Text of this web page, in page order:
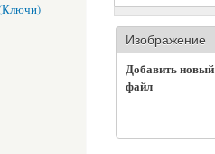
(Ключи)
Изображение
Добавить новый
файл